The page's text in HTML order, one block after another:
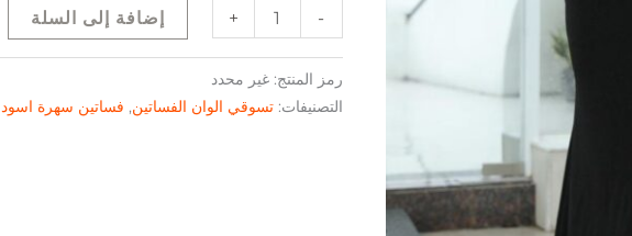
-
+ إضافة إلى السلة
رمز المنتج:غير محدد
التصنيفات:تسوقي الوان الفساتين, فساتين سهرة اسود